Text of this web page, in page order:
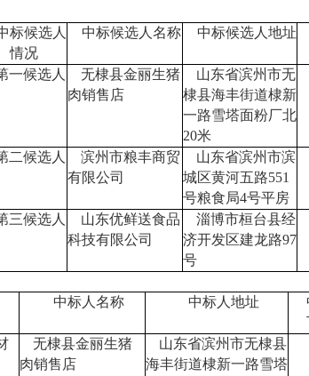
标候选人
情况
中标候选 人名称 中标候选人 地址
一候选人
无棣县金丽生猪
肉销售店
山东省滨州市无
棣县海丰街道棣新
一路雪塔面粉厂北
20米
二候选人
滨州市粮丰商贸
有限公司
山东省滨州市滨
城区黄河五路551
号粮食局4号平房
三候选人
山东优鲜送食品
科技有限公司
淄博市桓台县经
济开发区建龙路97
号
中标人名称 中标人地址
无棣县金丽生猪
肉销售店
山东省滨州市无棣县
海丰街道棣新一路雪塔